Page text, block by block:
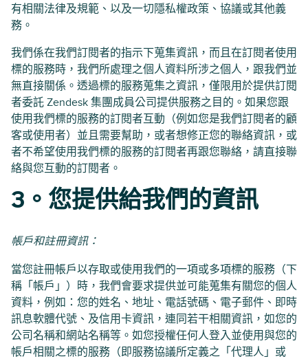
有相關法律及規範、以及一切隱私權政策、協議或其他義
務。
我們係在我們訂閱者的指示下蒐集資訊，而且在訂閱者使用
標的服務時，我們所處理之個人資料所涉之個人，跟我們並
無直接關係。透過標的服務蒐集之資訊，僅限用於提供訂閱
者委託 Zendesk 集團成員公司提供服務之目的。如果您跟
使用我們標的服務的訂閱者互動（例如您是我們訂閱者的顧
客或使用者）並且需要幫助，或者想修正您的聯絡資訊，或
者不希望使用我們標的服務的訂閱者再跟您聯絡，請直接聯
絡與您互動的訂閱者。
3。您提供給我們的資訊
帳戶和註冊資訊：
當您註冊帳戶以存取或使用我們的一項或多項標的服務（下
稱「帳戶」）時，我們會要求提供並可能蒐集有關您的個人
資料，例如：您的姓名、地址、電話號碼、電子郵件、即時
訊息軟體代號、及信用卡資訊，連同若干相關資訊，如您的
公司名稱和網站名稱等。如您授權任何人登入並使用與您的
帳戶相關之標的服務（即服務協議所定義之「代理人」或